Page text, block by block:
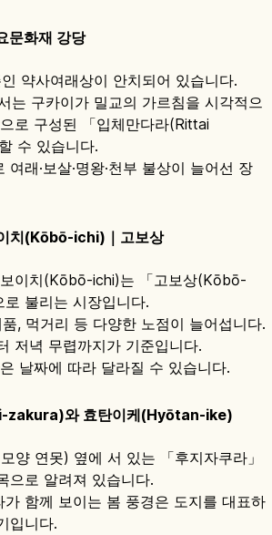
문화재 강당
약사여래상이 안치되어 있습니다.
는 구카이가 밀교의 가르침을 시각적으
로 구성된 「입체만다라(Rittai
수 있습니다.
래·보살·명왕·천부 불상이 늘어선 장
치(Kōbō-ichi)｜고보상
이치(Kōbō-ichi)는 「고보상(Kōbō-
불리는 시장입니다.
, 먹거리 등 다양한 노점이 늘어섭니다.
저녁 무렵까지가 기준입니다.
날짜에 따라 달라질 수 있습니다.
zakura)와 효탄이케(Hyōtan-ike)
양 연못) 옆에 서 있는 「후지자쿠라」
으로 알려져 있습니다.
가 함께 보이는 봄 풍경은 도지를 대표하
입니다.